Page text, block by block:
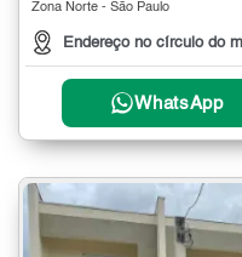
Zona Norte - São Paulo
Endereço no círculo do
WhatsApp